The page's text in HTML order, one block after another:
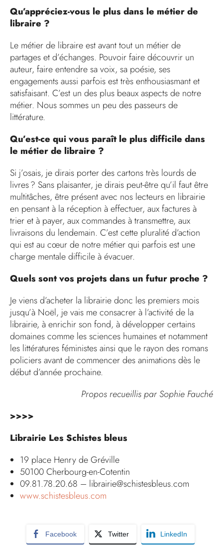
Qu’appréciez-vous le plus dans le métier de
libraire ?
Le métier de libraire est avant tout un métier de
partages et d’échanges. Pouvoir faire découvrir un
auteur, faire entendre sa voix, sa poésie, ses
engagements aussi parfois est très enthousiasmant et
satisfaisant. C’est un des plus beaux aspects de notre
métier. Nous sommes un peu des passeurs de
littérature.
Qu’est-ce qui vous paraît le plus difficile dans
le métier de libraire ?
Si j’osais, je dirais porter des cartons très lourds de
livres ? Sans plaisanter, je dirais peut-être qu’il faut être
multitâches, être présent avec nos lecteurs en librairie
en pensant à la réception à effectuer, aux factures à
trier et à payer, aux commandes à transmettre, aux
livraisons du lendemain. C’est cette pluralité d’action
qui est au cœur de notre métier qui parfois est une
charge mentale difficile à évacuer.
Quels sont vos projets dans un futur proche ?
Je viens d’acheter la librairie donc les premiers mois
jusqu’à Noël, je vais me consacrer à l’activité de la
librairie, à enrichir son fond, à développer certains
domaines comme les sciences humaines et notamment
les littératures féministes ainsi que le rayon des romans
policiers avant de commencer des animations dès le
début d’année prochaine.
Propos recueillis par Sophie Fauché
>>>>
Librairie Les Schistes bleus
19 place Henry de Gréville
50100 Cherbourg-en-Cotentin
09.81.78.20.68 – librairie@schistesbleus.com
www.schistesbleus.com
Facebook Twitter LinkedIn